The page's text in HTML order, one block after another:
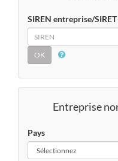
SIREN entreprise/
SIREN
SIRET
Entreprise
Pays